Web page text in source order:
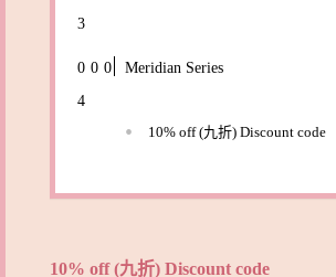
Meridian Series
10% off (九折) Discount code
10% off (九折) Discount code